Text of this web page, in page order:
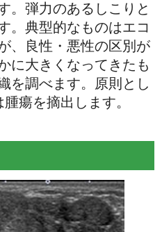
。弾力のあるしこりと
。典型的なものはエコ
、良性・悪性の区別が
に大きくなってきたも
を調べます。原則とし
瘍を摘出します。